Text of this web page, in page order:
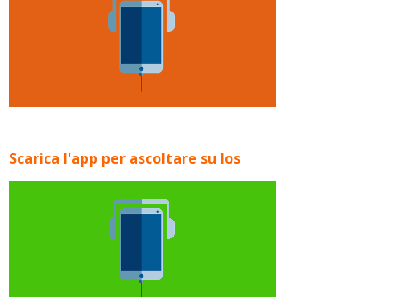
Scarica l'app per ascoltare su Ios